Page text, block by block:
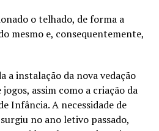
o telhado, de forma a
mesmo e, consequentemente,
a instalação da nova vedação
assim como a criação da
Infância. A necessidade de
no ano letivo passado,